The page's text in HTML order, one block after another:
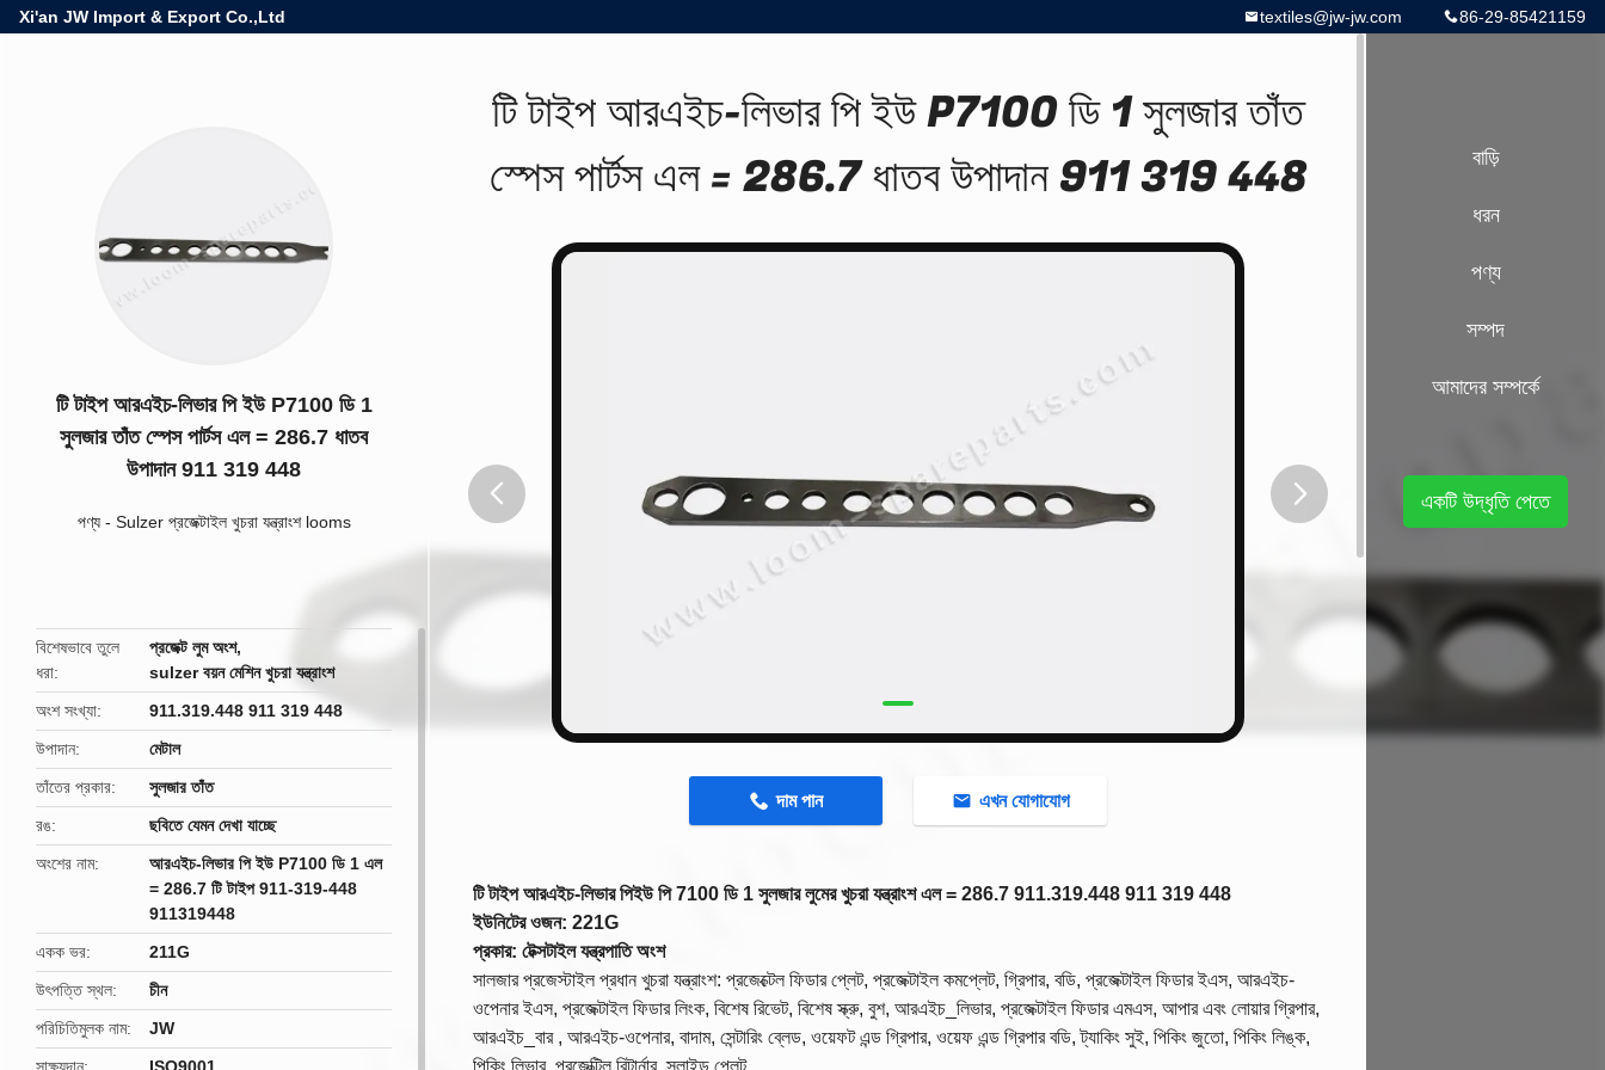
Xi'an JW Import & Export Co.,Ltd 86-29-85421159
textiles@jw-jw.com
টি টাইপ আরএইচ-লিভার পি ইউ P7100 ডি 1
সুলজার তাঁত স্পেস পার্টস এল = 286.7 ধাতব
উপাদান 911 319 448
পণ্য- Sulzer প্রজেক্টাইল খুচরা যন্ত্রাংশ looms
বিশেষভাবে তুলে
ধরা
প্রজেক্ট লুম অংশ,
sulzer বয়ন মেশিন খুচরা যন্ত্রাংশ
অংশ সংখ্যা
911.319.448 911 319 448
উপাদান
মেটাল
তাঁতের প্রকার
সুলজার তাঁত
রঙ
ছবিতে যেমন দেখা যাচ্ছে
অংশের নাম
আরএইচ-লিভার পি ইউ P7100 ডি 1 এল
= 286.7 টি টাইপ 911-319-448
911319448
একক ভর
211G
উৎপত্তি স্থল
চীন
পরিচিতিমুলক নাম
JW
টি টাইপ আরএইচ-লিভার পি ইউ P7100 ডি 1 সুলজার তাঁত
স্পেস পার্টস এল = 286.7 ধাতব উপাদান 911 319 448
button
দাম পান এখন যোগাযোগ
টি টাইপ আরএইচ-লিভার পিইউ পি 7100 ডি 1 সুলজার লুমের খুচরা যন্ত্রাংশ এল = 286.7 911.319.448 911 319 448
ইউনিটের ওজন: 221G
প্রকার: টেক্সটাইল যন্ত্রপাতি অংশ
সালজার প্রজেস্টাইল প্রধান খুচরা যন্ত্রাংশ: প্রজেক্টেল ফিডার প্লেট, প্রজেক্টাইল কমপ্লেট, গ্রিপার, বডি, প্রজেক্টাইল ফিডার ইএস, আরএইচ-
ওপেনার ইএস, প্রজেক্টাইল ফিডার লিংক, বিশেষ রিভেট, বিশেষ স্ক্রু, বুশ, আরএইচ_লিভার, প্রজেক্টাইল ফিডার এমএস, আপার এবং লোয়ার গ্রিপার,
আরএইচ_বার , আরএইচ-ওপেনার, বাদাম, সেন্টারিং ব্লেড, ওয়েফট এন্ড গ্রিপার, ওয়েফ এন্ড গ্রিপার বডি, ট্যাকিং সুই, পিকিং জুতো, পিকিং লিঙ্ক,
বাড়ি
ধরন
পণ্য
সম্পদ
আমাদের সম্পর্কে
একটি উদ্ধৃতি পেতে